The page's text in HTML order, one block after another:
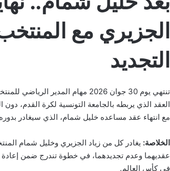
الجزيري مع
التجديد
تنتهي يوم 30 جوان 2026 مهام
العقد الذي يربطه بالجامعة التونسية لكرة القدم،
مع انتهاء عقد مساعده خليل شمام، الذي سيغادر
الخلاصة:
عقديهما وعدم تجديدهما، في خطوة تندرج ضمن إعادة
في كأس العالم.